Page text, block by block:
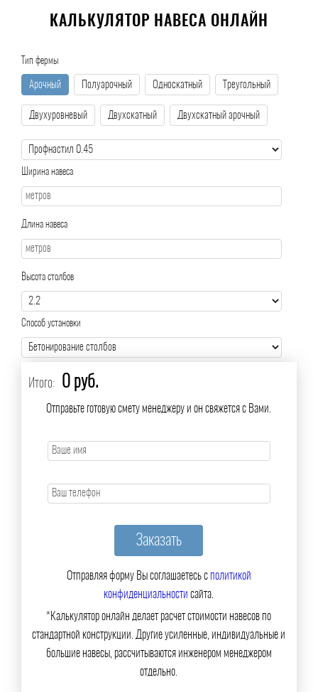
КАЛЬКУЛЯТОР НАВЕСА ОНЛАЙН
Тип фермы
Арочный Полуарочный Односкатный Треугольный
Двухуровневый Двухскатный Двухскатный арочный
Ширина навеса
Длина навеса
Высота столбов
Способ установки
Итого: 0 руб.
Отправьте готовую смету менеджеру и он свяжется с Вами.
Отправляя форму Вы соглашаетесь сполитикой
конфиденциальности сайта.
*Калькулятор онлайн делает расчет стоимости навесов по
стандартной конструкции. Другие усиленные, индивидуальные и
большие навесы, рассчитываются инженером менеджером
отдельно.